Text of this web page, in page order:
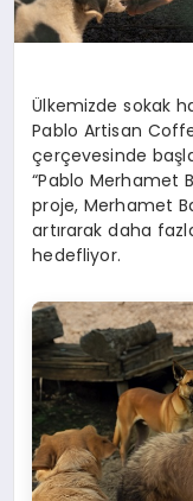
Ülkemizde sokak
Pablo Artisan
çerçevesinde
“Pablo Merhamet
proje, Merhamet
artırarak daha
hedefliyor.